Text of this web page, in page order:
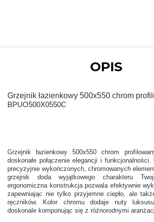
OPIS
Grzejnik łazienkowy 500x550 chrom
BPUO500X0550C
Grzejnik łazienkowy 500x550 chrom
doskonałe połączenie elegancji i
precyzyjnie wykończonych, chromowanych
grzejnik doda wyjątkowego charakteru
ergonomiczna konstrukcja pozwala efektywnie
zapewniając nie tylko przyjemne ciepło, ale
ręczników. Kolor chromu dodaje nuty
doskonale komponując się z różnorodnymi